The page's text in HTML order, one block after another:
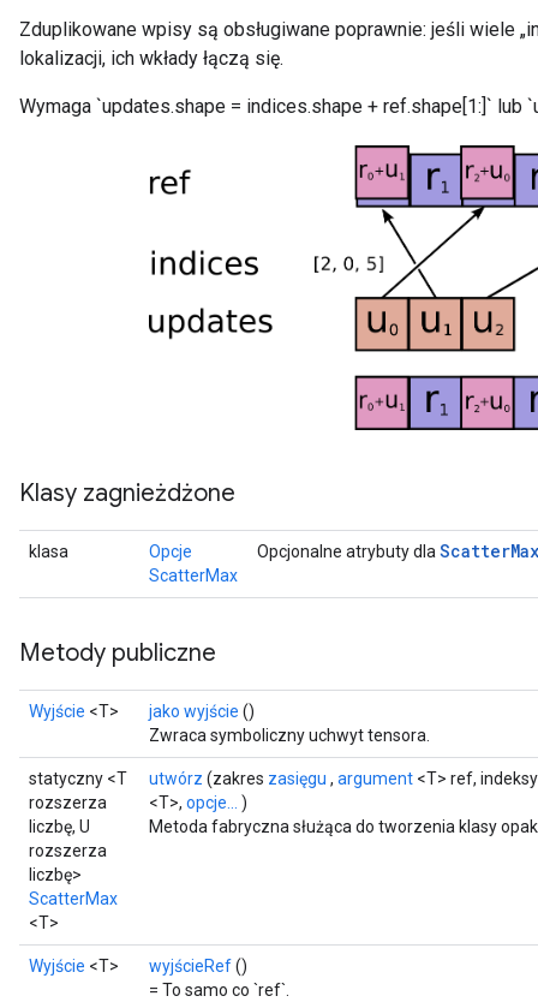
Zduplikowane wpisy są obsługiwane poprawnie: jeśli wiele
lokalizacji, ich wkłady łączą się.
Wymaga `updates.shape = indices.shape + ref.shape[1:]` lub
Klasy zagnieżdżone
klasa
Opcje
ScatterMax
Opcjonalne atrybuty dlaScatterMax
Metody publiczne
Wyjście <T> jako wyjście ()
Zwraca symboliczny uchwyt tensora.
statyczny <T
rozszerza
liczbę, U
rozszerza
liczbę>
ScatterMax
<T>
utwórz (zakres zasięgu , argument <T> ref,
<T>, opcje... )
Metoda fabryczna służąca do tworzenia klasy
Wyjście <T> wyjścieRef()
= To samo co `ref`.